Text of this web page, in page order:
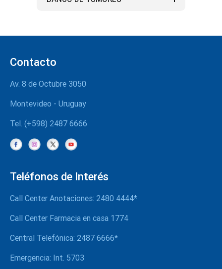
Actividades
Contacto
Contacto
Av. 8 de Octubre 3050
Montevideo - Uruguay
Tel. (+598) 2487 6666
Teléfonos de Interés
Call Center Anotaciones: 2480 4444*
Call Center Farmacia en casa 1774
Central Telefónica: 2487 6666*
Emergencia: Int. 5703